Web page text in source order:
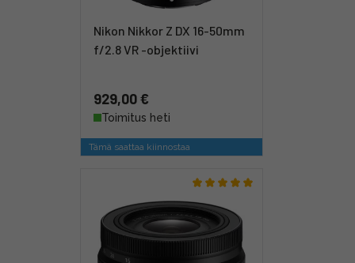
Nikon Nikkor Z DX 16-50mm
f/2.8 VR -objektiivi
929,00 €
Toimitus heti
Tämä saattaa kiinnostaa